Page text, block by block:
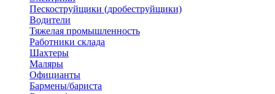
Пескоструйщики (дробеструйщики)
Водители
Тяжелая промышленность
Работники склада
Шахтеры
Маляры
Официанты
Бармены/бариста